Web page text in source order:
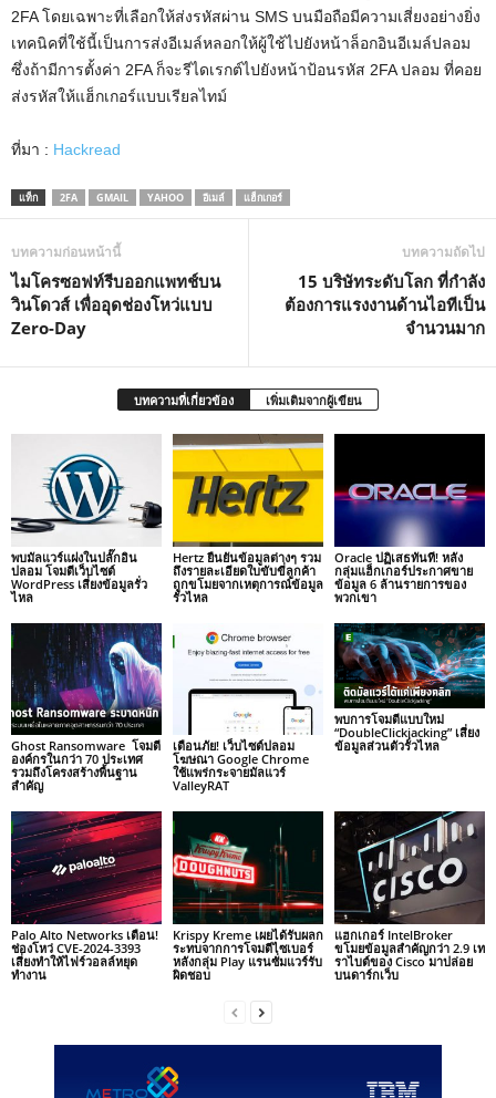
2FA โดยเฉพาะที่เลือกให้ส่งรหัสผ่าน SMS บนมือถือมีความเสี่ยงอย่างยิ่ง
เทคนิคที่ใช้นี้เป็นการส่งอีเมล์หลอกให้ผู้ใช้ไปยังหน้าล็อกอินอีเมล์ปลอม
ซึ่งถ้ามีการตั้งค่า 2FA ก็จะรีไดเรกต์ไปยังหน้าป้อนรหัส 2FA ปลอม ที่คอย
ส่งรหัสให้แฮ็กเกอร์แบบเรียลไทม์
ที่มา : Hackread
แท็ก 2FA GMAIL YAHOO อีเมล์ แฮ็กเกอร์
บทความก่อนหน้านี้
ไมโครซอฟท์รีบออกแพทช์บน
วินโดวส์ เพื่ออุดช่องโหว่แบบ
Zero-Day
บทความถัดไป
15 บริษัทระดับโลก ที่กำลัง
ต้องการแรงงานด้านไอทีเป็น
จำนวนมาก
บทความที่เกี่ยวข้อง เพิ่มเติมจากผู้เขียน
พบมัลแวร์แฝงในปลั๊กอิน
ปลอม โจมตีเว็บไซต์
WordPress เสี่ยงข้อมูลรั่ว
ไหล
Hertz ยืนยันข้อมูลต่างๆ รวม
ถึงรายละเอียดใบขับขี่ลูกค้า
ถูกขโมยจากเหตุการณ์ข้อมูล
รั่วไหล
Oracle ปฏิเสธทันที! หลัง
กลุ่มแฮ็กเกอร์ประกาศขาย
ข้อมูล 6 ล้านรายการของ
พวกเขา
Ghost Ransomware โจมตี
องค์กรในกว่า 70 ประเทศ
รวมถึงโครงสร้างพื้นฐาน
สำคัญ
เตือนภัย! เว็บไซต์ปลอม
โฆษณา Google Chrome
ใช้แพร่กระจายมัลแวร์
ValleyRAT
พบการโจมตีแบบใหม่
“DoubleClickjacking” เสี่ยง
ข้อมูลส่วนตัวรั่วไหล
Palo Alto Networks เตือน!
ช่องโหว่ CVE-2024-3393
เสี่ยงทำให้ไฟร์วอลล์หยุด
ทำงาน
Krispy Kreme เผยได้รับผลก
ระทบจากการโจมตีไซเบอร์
หลังกลุ่ม Play แรนซั่มแวร์รับ
ผิดชอบ
แฮกเกอร์ IntelBroker
ขโมยข้อมูลสำคัญกว่า 2.9 เท
ราไบต์ของ Cisco มาปล่อย
บนดาร์กเว็บ